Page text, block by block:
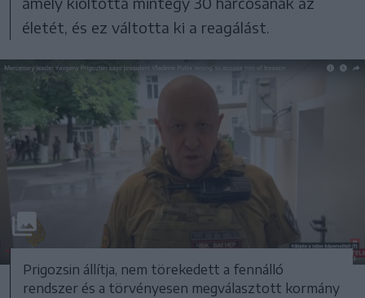
életét, és ez váltotta ki a reagálást.
Prigozsin állítja, nem törekedett a fennálló
rendszer és a törvényesen megválasztott kormány